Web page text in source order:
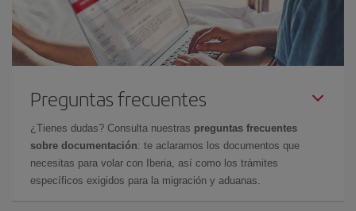
Preguntas frecuentes
¿Tienes dudas? Consulta nuestras preguntas frecuentes
sobre documentación: te aclaramos los documentos que
necesitas para volar con Iberia, así como los trámites
específicos exigidos para la migración y aduanas.